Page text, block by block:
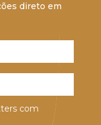
direto em
com